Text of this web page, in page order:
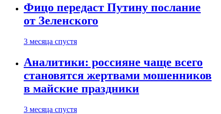
Фицо передаст Путину послание
от Зеленского
3 месяца спустя
Аналитики: россияне чаще всего
становятся жертвами мошенников
в майские праздники
3 месяца спустя